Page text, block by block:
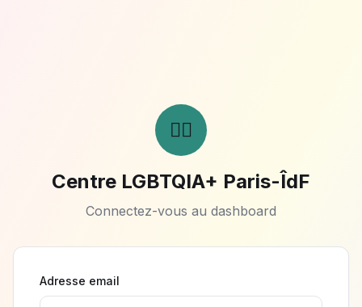
🏳️‍🌈
Centre LGBTQIA+ Paris-ÎdF
Connectez-vous au dashboard
Adresse email